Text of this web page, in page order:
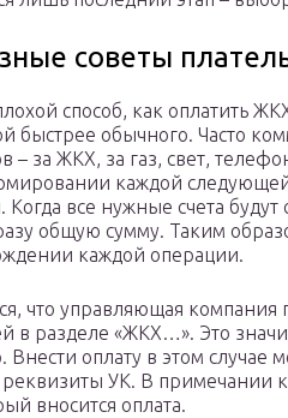
советы
способ, как оплатить
быстрее обычного. Часто
– за ЖКХ, за газ, свет,
каждой следующей
Когда все нужные счета
общую сумму. Таким
каждой операции.
что управляющая компания
в разделе «ЖКХ…». Это
Внести оплату в этом
УК. В примечании к
вносится оплата.